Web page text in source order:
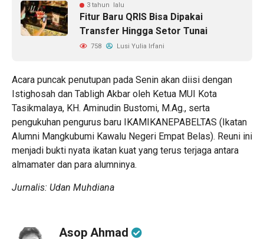
3 tahun lalu
Fitur Baru QRIS Bisa Dipakai
Transfer Hingga Setor Tunai
758 Lusi Yulia Irfani
Acara puncak penutupan pada Senin akan diisi dengan
Istighosah dan Tabligh Akbar oleh Ketua MUI Kota
Tasikmalaya, KH. Aminudin Bustomi, M.Ag., serta
pengukuhan pengurus baru IKAMIKANEPABELTAS (Ikatan
Alumni Mangkubumi Kawalu Negeri Empat Belas). Reuni ini
menjadi bukti nyata ikatan kuat yang terus terjaga antara
almamater dan para alumninya.
Jurnalis: Udan Muhdiana
Asop Ahmad